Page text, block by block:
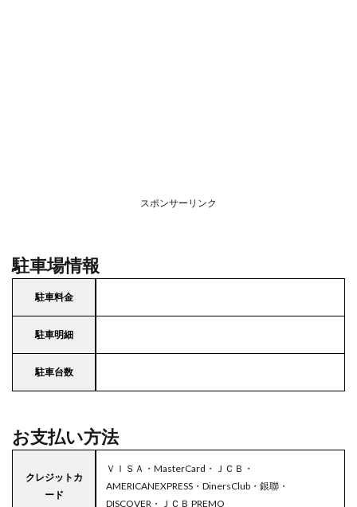
スポンサーリンク
駐車場情報
駐車料金
駐車明細
駐車台数
お支払い方法
クレジットカ
ード
ＶＩＳＡ・MasterCard・ＪＣＢ・
AMERICANEXPRESS・DinersClub・銀聯・
DISCOVER・ＪＣＢ PREMO